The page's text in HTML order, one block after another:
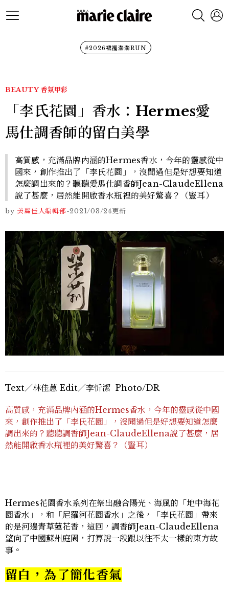
#2026裙襬澎澎RUN
BEAUTY 香氛甲彩
「李氏花園」香水：Hermes愛
馬仕調香師的留白美學
高質感，充滿品牌內涵的Hermes香水，今年的靈感從中
國來，創作推出了「李氏花園」，沒聞過但是好想要知道
怎麼調出來的？聽聽愛馬仕調香師Jean-ClaudeEllena
說了甚麼，居然能開啟香水瓶裡的美好驚喜？（豎耳）
by 美麗佳人編輯部-2021/03/24更新
Text／林佳蕙 Edit／李忻潔 Photo/DR
高質感，充滿品牌內涵的Hermes香水，今年的靈感從中國
來，創作推出了「李氏花園」，沒聞過但是好想要知道怎麼
調出來的？聽聽調香師Jean-ClaudeEllena說了甚麼，居
然能開啟香水瓶裡的美好驚喜？（豎耳）
Hermes花園香水系列在祭出融合陽光、海風的「地中海花
園香水」，和「尼羅河花園香水」之後，「李氏花園」帶來
的是河邊青草蓮花香，這回，調香師Jean-ClaudeEllena
望向了中國蘇州庭園，打算說一段跟以往不太一樣的東方故
事。
留白，為了簡化香氣